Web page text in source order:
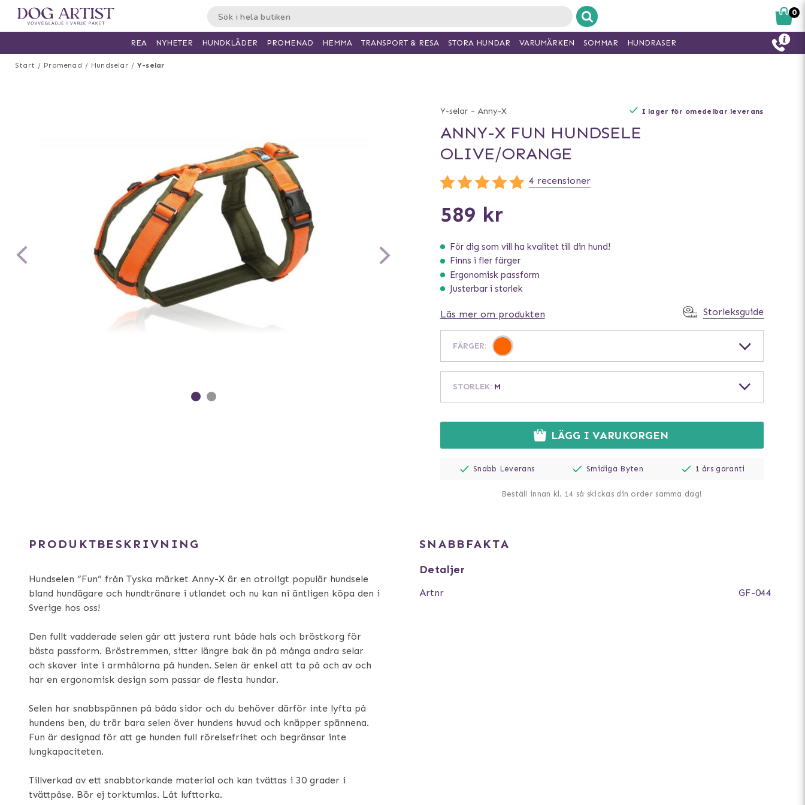
Start Promenad Hundselar Y-selar
Y-selar - Anny-X I lager för omedelbar leverans
ANNY-X FUN HUNDSELE
OLIVE/ORANGE
4 recensioner
589 kr
För dig som vill ha kvalitet till din hund!
Finns i fler färger
Ergonomisk passform
Justerbar i storlek
Läs mer om produkten Storleksguide
FÄRGER:
STORLEK: M
LÄGG I VARUKORGEN
Snabb Leverans Smidiga Byten 1 års garanti
Beställ innan kl. 14 så skickas din order samma dag!
PRODUKTBESKRIVNING
Hundselen ”Fun” från Tyska märket Anny-X är en otroligt populär hundsele
bland hundägare och hundtränare i utlandet och nu kan ni äntligen köpa den i
Sverige hos oss!
Den fullt vadderade selen går att justera runt både hals och bröstkorg för
bästa passform. Bröstremmen, sitter längre bak än på många andra selar
och skaver inte i armhålorna på hunden. Selen är enkel att ta på och av och
har en ergonomisk design som passar de flesta hundar.
Selen har snabbspännen på båda sidor och du behöver därför inte lyfta på
hundens ben, du trär bara selen över hundens huvud och knäpper spännena.
Fun är designad för att ge hunden full rörelsefrihet och begränsar inte
lungkapaciteten.
Tillverkad av ett snabbtorkande material och kan tvättas i 30 grader i
tvättpåse. Bör ej torktumlas. Låt lufttorka.
SNABBFAKTA
Detaljer
Artnr GF-044
0
REA NYHETER HUNDKLÄDER PROMENAD HEMMA TRANSPORT & RESA STORA HUNDAR VARUMÄRKEN SOMMAR HUNDRASER